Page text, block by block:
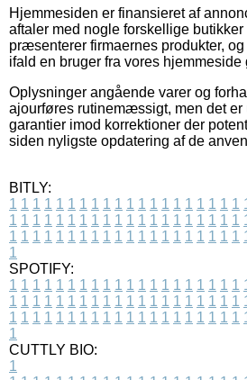
Hjemmesiden er finansieret af
aftaler med nogle forskellige butikker
præsenterer firmaernes produkter,
ifald en bruger fra vores hjemmeside
Oplysninger angående varer og
ajourføres rutinemæssigt, men det er
garantier imod korrektioner der
siden nyligste opdatering af de
BITLY:
1 1 1 1 1 1 1 1 1 1 1 1 1 1 1 1 1 1 1 1
1 1 1 1 1 1 1 1 1 1 1 1 1 1 1 1 1 1 1 1
1 1 1 1 1 1 1 1 1 1 1 1 1 1 1 1 1 1 1 1
1
SPOTIFY:
1 1 1 1 1 1 1 1 1 1 1 1 1 1 1 1 1 1 1 1
1 1 1 1 1 1 1 1 1 1 1 1 1 1 1 1 1 1 1 1
1 1 1 1 1 1 1 1 1 1 1 1 1 1 1 1 1 1 1 1
1
CUTTLY BIO:
1